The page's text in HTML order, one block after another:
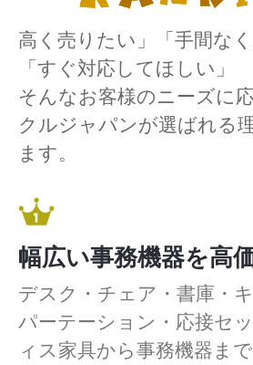
高く売りたい」「手間なく
「すぐ対応してほしい」
そんなお客様のニーズに
クルジャパンが選ばれる
ます。
幅広い事務機器を高
デスク・チェア・書庫・
パーテーション・応接セ
ィス家具から事務機器ま